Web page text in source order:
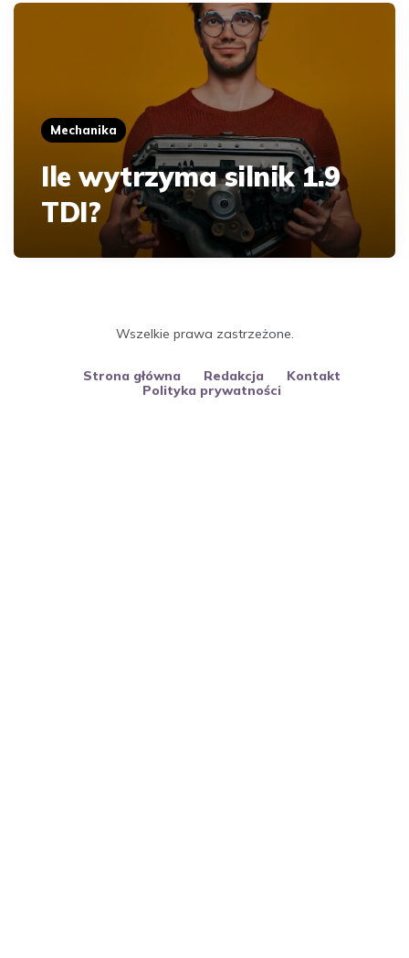
Mechanika
Ile wytrzyma silnik 1.9
TDI?
Wszelkie prawa zastrzeżone.
Strona główna Redakcja
Kontakt
Polityka prywatności